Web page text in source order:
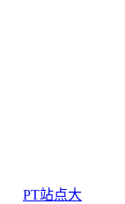
PT站点大